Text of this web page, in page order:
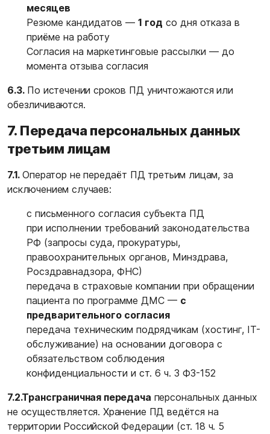
месяцев
Резюме кандидатов — 1 год со дня отказа в
приёме на работу
Согласия на маркетинговые рассылки — до
момента отзыва согласия
6.3.По истечении сроков ПД уничтожаются или
обезличиваются.
7. Передача персональных данных
третьим лицам
7.1.Оператор не передаёт ПД третьим лицам, за
исключением случаев:
с письменного согласия субъекта ПД
при исполнении требований законодательства
РФ (запросы суда, прокуратуры,
правоохранительных органов, Минздрава,
Росздравнадзора, ФНС)
передача в страховые компании при обращении
пациента по программе ДМС — с
предварительного согласия
передача техническим подрядчикам (хостинг, IT-
обслуживание) на основании договора с
обязательством соблюдения
конфиденциальности и ст. 6 ч. 3 ФЗ-152
7.2.Трансграничная передача персональных данных
не осуществляется. Хранение ПД ведётся на
территории Российской Федерации (ст. 18 ч. 5